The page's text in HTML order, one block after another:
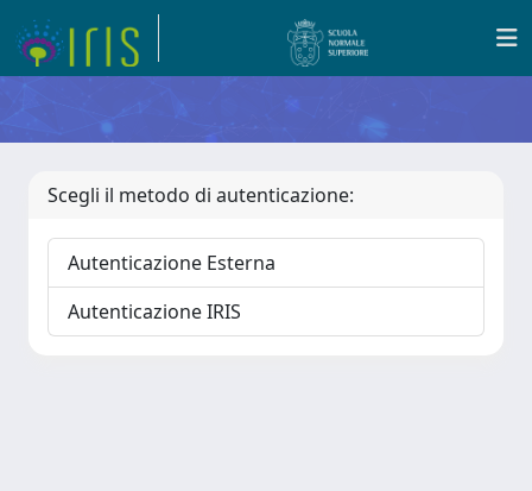
Scegli il metodo di autenticazione:
Autenticazione Esterna
Autenticazione IRIS